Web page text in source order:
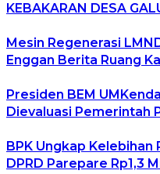
KEBAKARAN DESA
Mesin Regenerasi
Enggan Berita Ruang
Presiden BEM
Dievaluasi Pemerintah
BPK Ungkap
DPRD Parepare Rp1,3